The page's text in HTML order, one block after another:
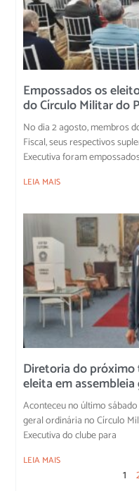
Empossados os
do Círculo Militar do
No dia 2 agosto, membros
Fiscal, seus respectivos
Executiva foram
LEIA MAIS
Diretoria do
eleita em
Aconteceu no último
geral ordinária no Círculo
Executiva do clube para
LEIA MAIS
1